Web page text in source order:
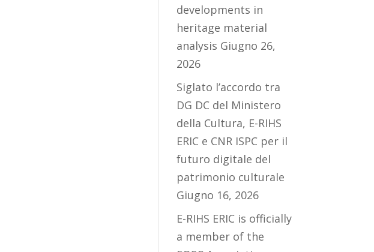
developments in
heritage material
analysis Giugno 26,
2026
Siglato l’accordo tra
DG DC del Ministero
della Cultura, E-RIHS
ERIC e CNR ISPC per il
futuro digitale del
patrimonio culturale
Giugno 16, 2026
E-RIHS ERIC is officially
a member of the